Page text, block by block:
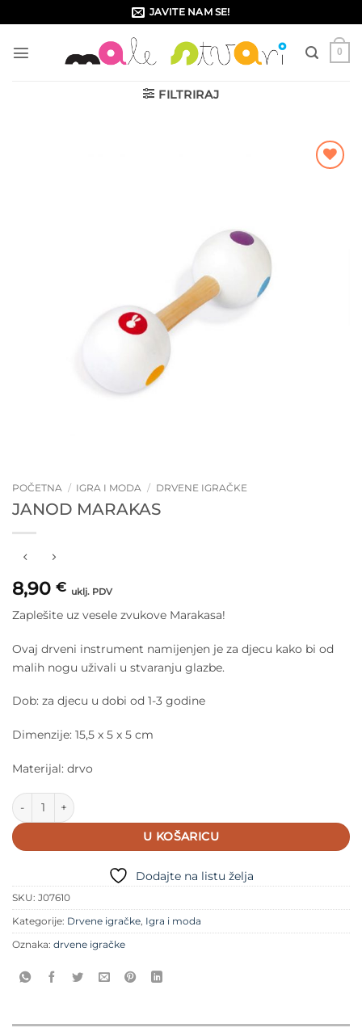
to
content
JAVITE NAM SE!
0
FILTRIRAJ
POČETNA / IGRA I MODA / DRVENE IGRAČKE
JANOD MARAKAS
8,90 € uklj. PDV
Zaplešite uz vesele zvukove Marakasa!
Ovaj drveni instrument namijenjen je za djecu kako bi od
malih nogu uživali u stvaranju glazbe.
Dob: za djecu u dobi od 1-3 godine
Dimenzije: 15,5 x 5 x 5 cm
Materijal: drvo
Janod Marakas količina
U KOŠARICU
Dodajte na listu želja
SKU: J07610
Kategorije: Drvene igračke, Igra i moda
Oznaka: drvene igračke